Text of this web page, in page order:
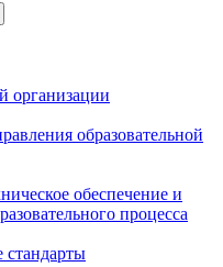
организации
образовательной
обеспечение и
процесса
стандарты